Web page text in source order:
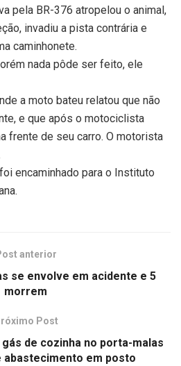
pela BR-376 atropelou o animal,
invadiu a pista contrária e
caminhonete.
nada pôde ser feito, ele
a moto bateu relatou que não
e que após o motociclista
frente de seu carro. O motorista
encaminhado para o Instituto
anterior
se envolve em acidente e 5
morrem
Post
de cozinha no porta-malas
abastecimento em posto